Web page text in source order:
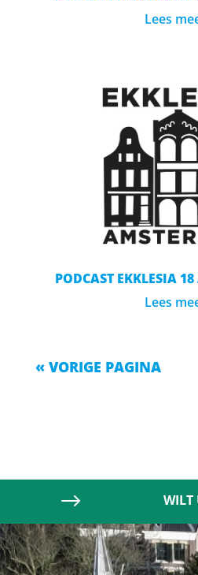
Lees
PODCAST EKKLESIA
Lees
« VORIGE PAGINA
$ WILT